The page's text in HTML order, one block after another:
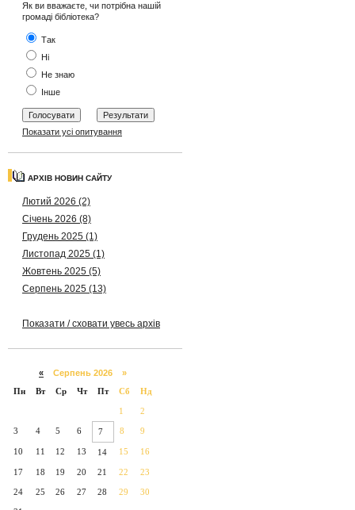
Як ви вважаєте, чи потрібна нашій
громаді бібліотека?
Так
Ні
Не знаю
Інше
Показати усі опитування
АРХІВ НОВИН САЙТУ
Лютий 2026 (2)
Січень 2026 (8)
Грудень 2025 (1)
Листопад 2025 (1)
Жовтень 2025 (5)
Серпень 2025 (13)
Показати / сховати увесь архів
« Серпень 2026 »
Пн
Вт Ср Чт Пт Сб Нд
1 2
3 4 5 6 7 8 9
10 11 12 13 14 15 16
17 18 19 20 21 22 23
24 25 26 27 28 29 30